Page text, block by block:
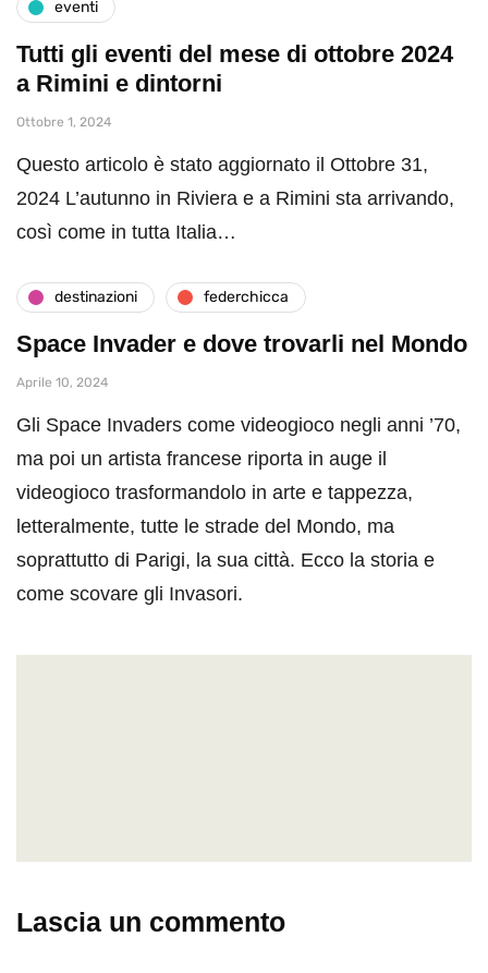
eventi
Tutti gli eventi del mese di ottobre 2024
a Rimini e dintorni
Ottobre 1, 2024
Questo articolo è stato aggiornato il Ottobre 31,
2024 L’autunno in Riviera e a Rimini sta arrivando,
così come in tutta Italia…
destinazioni federchicca
Space Invader e dove trovarli nel Mondo
Aprile 10, 2024
Gli Space Invaders come videogioco negli anni ’70,
ma poi un artista francese riporta in auge il
videogioco trasformandolo in arte e tappezza,
letteralmente, tutte le strade del Mondo, ma
soprattutto di Parigi, la sua città. Ecco la storia e
come scovare gli Invasori.
Lascia un commento